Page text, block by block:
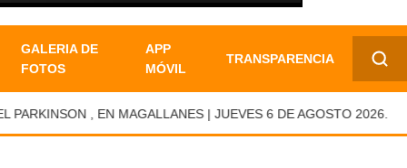
GALERIA DE
FOTOS
APP
MÓVIL
TRANSPARENCIA
✕
, EN MAGALLANES | JUEVES 6 DE AGOSTO 2026.